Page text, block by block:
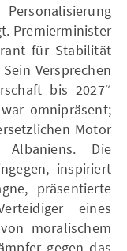
Premierminister
für Stabilität
Versprechen
bis 2027“
omnipräsent;
Motor
Die
inspiriert
präsentierte
eines
moralischem